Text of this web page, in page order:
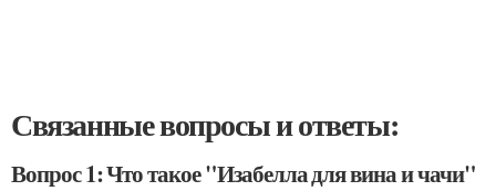
Связанные вопросы и ответы:
Вопрос 1: Что такое "Изабелла для вина и чачи"